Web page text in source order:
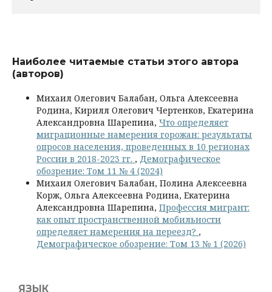
Наиболее читаемые статьи этого автора
(авторов)
Михаил Олегович Балабан, Ольга Алексеевна
Родина, Кирилл Олегович Чертенков, Екатерина
Александровна Шарепина, Что определяет
миграционные намерения горожан: результаты
опросов населения, проведенных в 10 регионах
России в 2018-2023 гг. , Демографическое
обозрение: Том 11 № 4 (2024)
Михаил Олегович Балабан, Полина Алексеевна
Корж, Ольга Алексеевна Родина, Екатерина
Александровна Шарепина, Профессия мигрант:
как опыт пространственной мобильности
определяет намерения на переезд? ,
Демографическое обозрение: Том 13 № 1 (2026)
ЯЗЫК